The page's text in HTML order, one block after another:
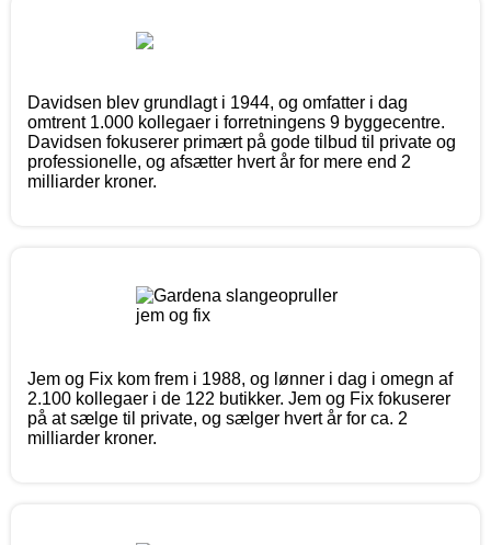
Davidsen blev grundlagt i 1944, og omfatter i dag
omtrent 1.000 kollegaer i forretningens 9 byggecentre.
Davidsen fokuserer primært på gode tilbud til private og
professionelle, og afsætter hvert år for mere end 2
milliarder kroner.
Jem og Fix kom frem i 1988, og lønner i dag i omegn af
2.100 kollegaer i de 122 butikker. Jem og Fix fokuserer
på at sælge til private, og sælger hvert år for ca. 2
milliarder kroner.